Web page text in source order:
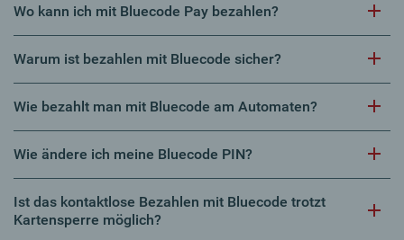
Wo kann ich mit Bluecode Pay bezahlen?
Warum ist bezahlen mit Bluecode sicher?
Wie bezahlt man mit Bluecode am Automaten?
Wie ändere ich meine Bluecode PIN?
Ist das kontaktlose Bezahlen mit Bluecode trotzt
Kartensperre möglich?